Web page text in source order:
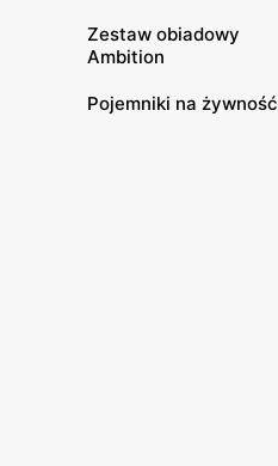
Zestaw obiadowy
Ambition
Pojemniki na żywność